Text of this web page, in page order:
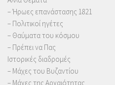
– Ήρωες επανάστασης 1821
– Πολιτικοί ηγέτες
– Θαύματα του κόσμου
– Πρέπει να Πας
Ιστορικές διαδρομές
– Μάχες του Βυζαντίου
– Μάχες της Αρχαιότητας